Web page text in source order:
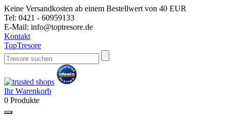
Keine Versandkosten ab einem Bestellwert von 40 EUR
Tel: 0421 - 60959133
E-Mail: info@toptresore.de
Kontakt
TopTresore
Ihr Warenkorb
0 Produkte